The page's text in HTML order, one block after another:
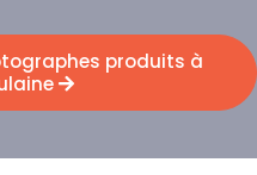
produits à